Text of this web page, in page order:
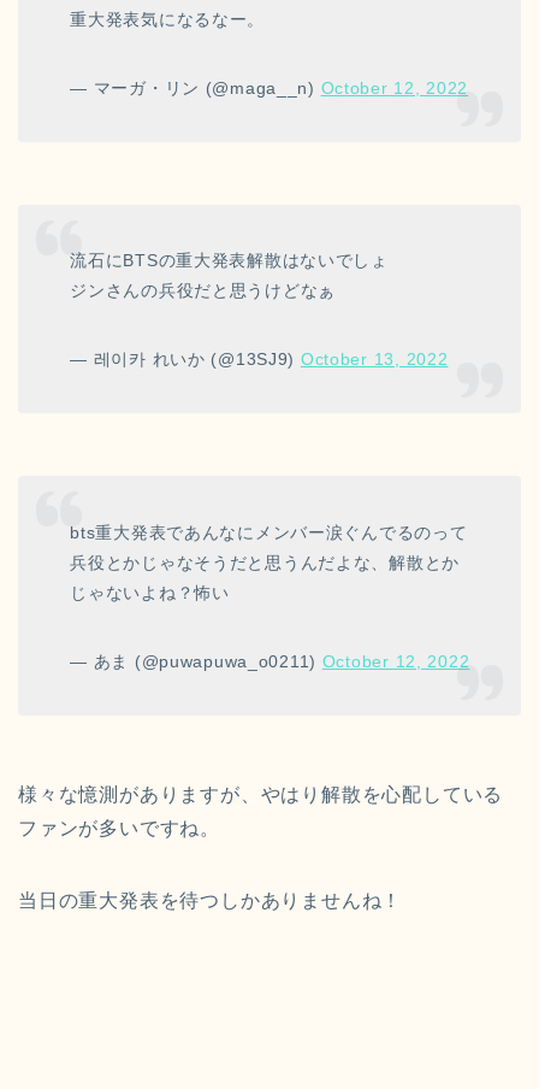
重大発表気になるなー。
— マーガ・リン (@maga__n) October 12, 2022
流石にBTSの重大発表解散はないでしょ
ジンさんの兵役だと思うけどなぁ
— 레이카 れいか (@13SJ9) October 13, 2022
bts重大発表であんなにメンバー涙ぐんでるのって
兵役とかじゃなそうだと思うんだよな、解散とか
じゃないよね？怖い
— あま (@puwapuwa_o0211) October 12, 2022
様々な憶測がありますが、やはり解散を心配している
ファンが多いですね。
当日の重大発表を待つしかありませんね！